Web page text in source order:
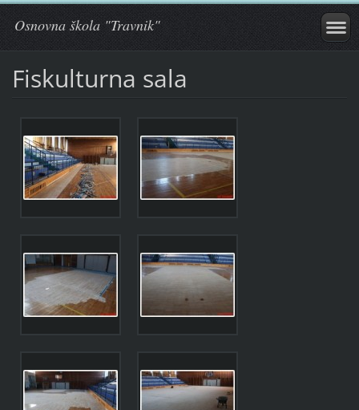
Osnovna škola "Travnik"
Fiskulturna sala